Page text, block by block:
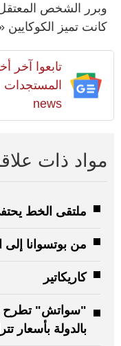
وبرر الشخص المعتقل
كانت تميز الكوكايين
تابعوا آخر
news
مواد ذات
ملتقى الخط يحتفي
من بوتسوانا إلى
كاريكاتير
"سواتش" تطرح
بالدولة بأسعار تتراوح بين